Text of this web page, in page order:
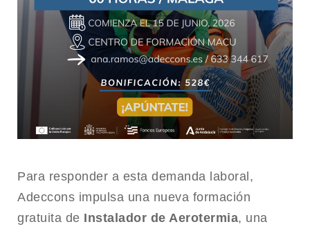
Para responder a esta demanda laboral,
Adeccons impulsa una nueva formación
gratuita de Instalador de Aerotermia, una